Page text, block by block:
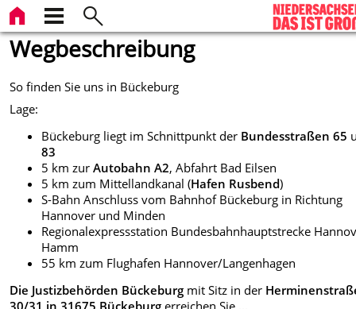
Wegbeschreibung
So finden Sie uns in Bückeburg
Lage:
Bückeburg liegt im Schnittpunkt der Bundesstraßen 65
83
5 km zurAutobahn A2, Abfahrt Bad Eilsen
5 km zum Mittellandkanal (Hafen Rusbend)
S-Bahn Anschluss vom Bahnhof Bückeburg in Richtung
Hannover und Minden
Regionalexpressstation Bundesbahnhauptstrecke
Hamm
55 km zum Flughafen Hannover/Langenhagen
Die Justizbehörden Bückeburg mit Sitz in der